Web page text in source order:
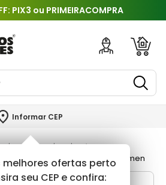
PIX3 ou PRIMEIRACOMPRA
Informar CEP
melhores ofertas perto
seu CEP e confira:
Porcelanatos
Retificado 120x120 Dolmen